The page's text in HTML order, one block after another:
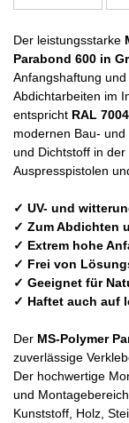
Der leistungsstarke
Parabond 600 in
Anfangshaftung
Abdichtarbeiten im
entspricht RAL
modernen Bau-
und Dichtstoff in
Auspresspistolen
✓ UV- und
✓ Zum Abdichten
✓ Extrem hohe
✓ Frei von
✓ Geeignet für
✓ Haftet auch auf
Der MS-Polymer
zuverlässige
Der hochwertige
und
Kunststoff, Holz,